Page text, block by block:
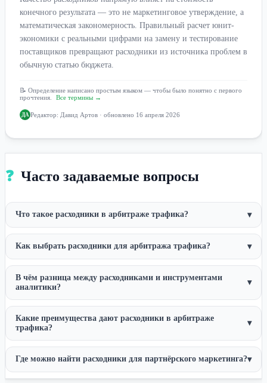
конечного результата — это не маркетинговое утверждение, а
математическая закономерность. Правильный расчет юнит-
экономики с реальными цифрами на замену и тестирование
поставщиков превращают расходники из источника проблем в
обычную статью бюджета.
📝 Определение написано простым языком — чтобы было понятно с первого
прочтения.
Все термины →
ДА Редактор: Давид Артов · обновлено 16 апреля 2026
❓ Часто задаваемые вопросы
Что такое расходники в арбитраже трафика? ▾
Как выбрать расходники для арбитража трафика? ▾
В чём разница между расходниками и инструментами
аналитики?
▾
Какие преимущества дают расходники в арбитраже
трафика?
▾
Где можно найти расходники для партнёрского маркетинга?▾